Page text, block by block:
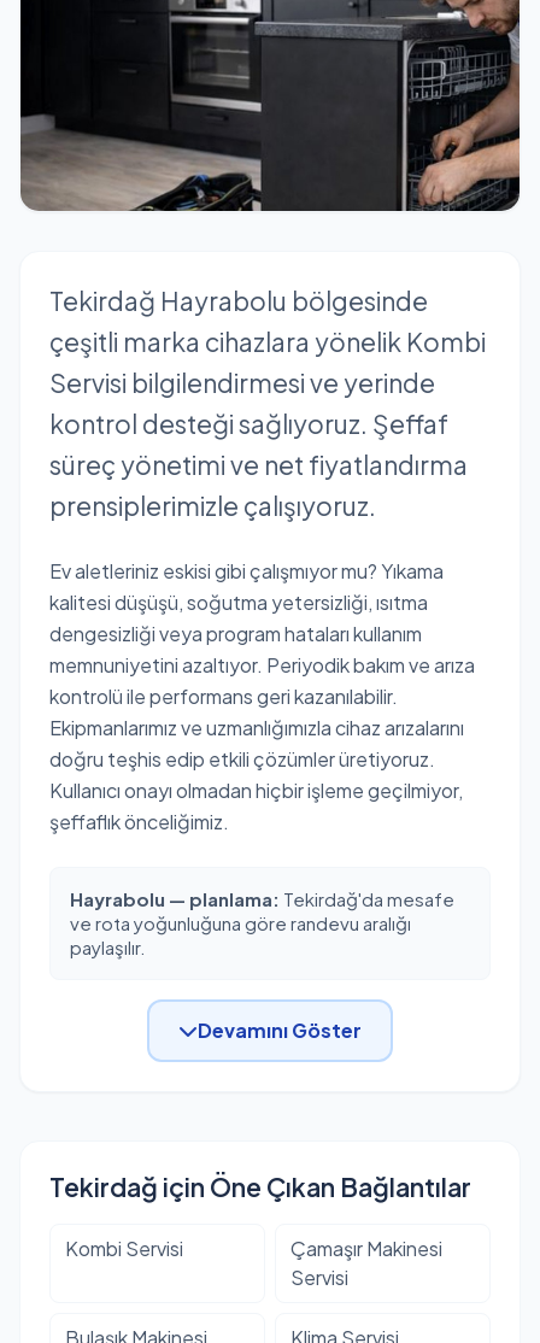
Tekirdağ Hayrabolu bölgesinde
çeşitli marka cihazlara yönelik Kombi
Servisi bilgilendirmesi ve yerinde
kontrol desteği sağlıyoruz. Şeffaf
süreç yönetimi ve net fiyatlandırma
prensiplerimizle çalışıyoruz.
Ev aletleriniz eskisi gibi çalışmıyor mu? Yıkama
kalitesi düşüşü, soğutma yetersizliği, ısıtma
dengesizliği veya program hataları kullanım
memnuniyetini azaltıyor. Periyodik bakım ve arıza
kontrolü ile performans geri kazanılabilir.
Ekipmanlarımız ve uzmanlığımızla cihaz arızalarını
doğru teşhis edip etkili çözümler üretiyoruz.
Kullanıcı onayı olmadan hiçbir işleme geçilmiyor,
şeffaflık önceliğimiz.
Hayrabolu — planlama: Tekirdağ'da mesafe
ve rota yoğunluğuna göre randevu aralığı
paylaşılır.
Devamını Göster
Tekirdağ için Öne Çıkan Bağlantılar
Kombi Servisi
Çamaşır Makinesi
Servisi
Bulaşık Makinesi Klima Servisi